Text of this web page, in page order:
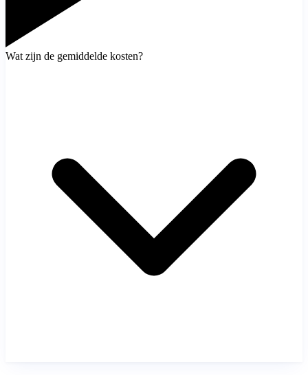
Wat zijn de gemiddelde kosten?